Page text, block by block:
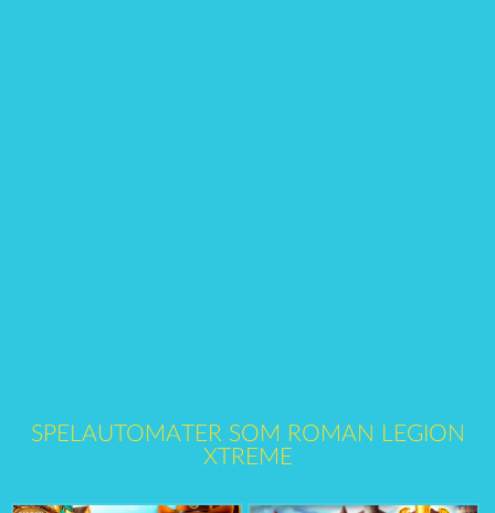
SPELAUTOMATER SOM ROMAN LEGION
XTREME